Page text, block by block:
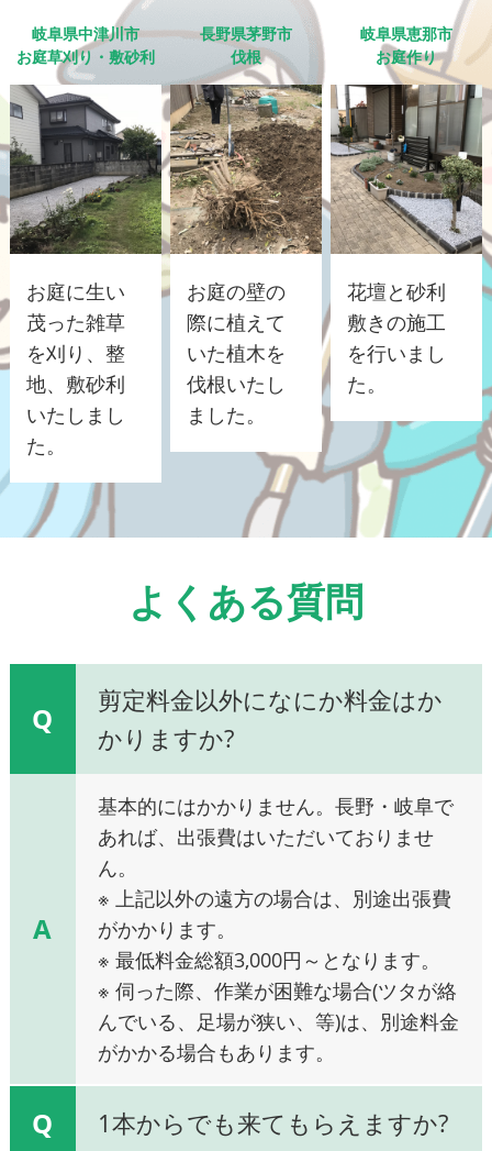
岐阜県中津川市
お庭草刈り・敷砂利
お庭に生い
茂った雑草
を刈り、整
地、敷砂利
いたしまし
た。
長野県茅野市
伐根
お庭の壁の
際に植えて
いた植木を
伐根いたし
ました。
岐阜県恵那市
お庭作り
花壇と砂利
敷きの施工
を行いまし
た。
よくある質問
Q
剪定料金以外になにか料金はか
かりますか?
A
基本的にはかかりません。長野・岐阜で
あれば、出張費はいただいておりませ
ん。
※ 上記以外の遠方の場合は、別途出張費
がかかります。
※ 最低料金総額3,000円～となります。
※ 伺った際、作業が困難な場合(ツタが絡
んでいる、足場が狭い、等)は、別途料金
がかかる場合もあります。
Q 1本からでも来てもらえますか?